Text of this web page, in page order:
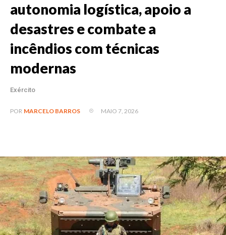
autonomia logística, apoio a
desastres e combate a
incêndios com técnicas
modernas
Exército
POR MARCELO BARROS MAIO 7, 2026